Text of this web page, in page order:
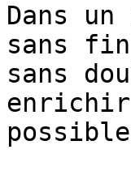
Dans
sans
sans